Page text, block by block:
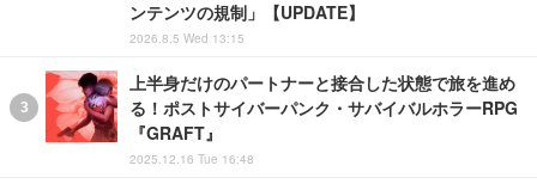
ンテンツの規制」【UPDATE】
2026.8.5 Wed 13:15
上半身だけのパートナーと接合した状態で旅を進め
る！ポストサイバーパンク・サバイバルホラーRPG
『GRAFT』
2025.12.16 Tue 16:48